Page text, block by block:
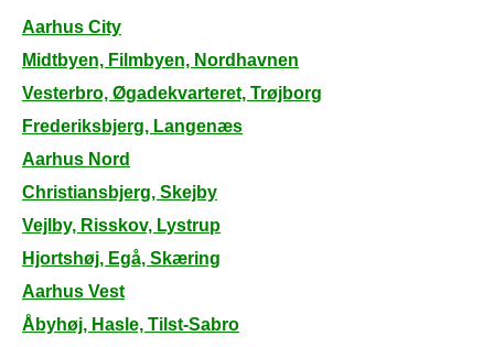
Aarhus City
Midtbyen, Filmbyen, Nordhavnen
Vesterbro, Øgadekvarteret, Trøjborg
Frederiksbjerg, Langenæs
Aarhus Nord
Christiansbjerg, Skejby
Vejlby, Risskov, Lystrup
Hjortshøj, Egå, Skæring
Aarhus Vest
Åbyhøj, Hasle, Tilst-Sabro